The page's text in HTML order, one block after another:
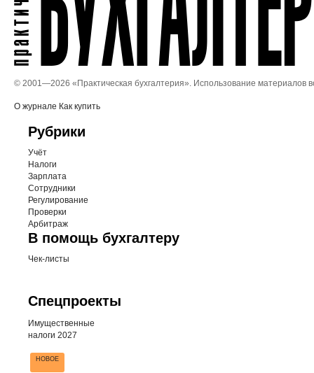
© 2001—2026 «Практическая бухгалтерия». Использование
О журнале Как купить
Рубрики
Учёт
Налоги
Зарплата
Сотрудники
Регулирование
Проверки
Арбитраж
В помощь бухгалтеру
Чек-листы
Спецпроекты
Имущественные
налоги 2027
НОВОЕ